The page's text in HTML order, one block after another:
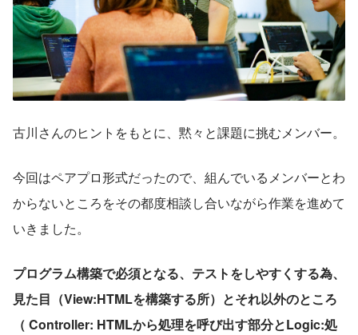
古川さんのヒントをもとに、黙々と課題に挑むメンバー。
今回はペアプロ形式だったので、組んでいるメンバーとわ
からないところをその都度相談し合いながら作業を進めて
いきました。
プログラム構築で必須となる、テストをしやすくする為、
見た目（View:HTMLを構築する所）とそれ以外のところ
（ Controller: HTMLから処理を呼び出す部分とLogic:処